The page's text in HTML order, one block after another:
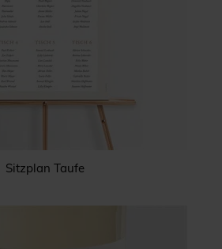
Sitzplan Taufe